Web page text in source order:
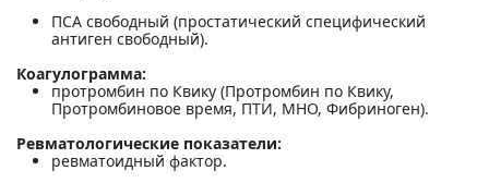
ПСА свободный (простатический специфический
антиген свободный).
Коагулограмма:
протромбин по Квику (Протромбин по Квику,
Протромбиновое время, ПТИ, МНО, Фибриноген).
Ревматологические показатели:
ревматоидный фактор.